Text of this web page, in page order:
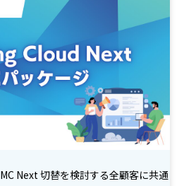
Next 切替を検討する全顧客に共通